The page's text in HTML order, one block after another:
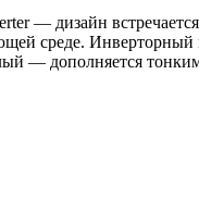
— дизайн
среде.
— дополняется